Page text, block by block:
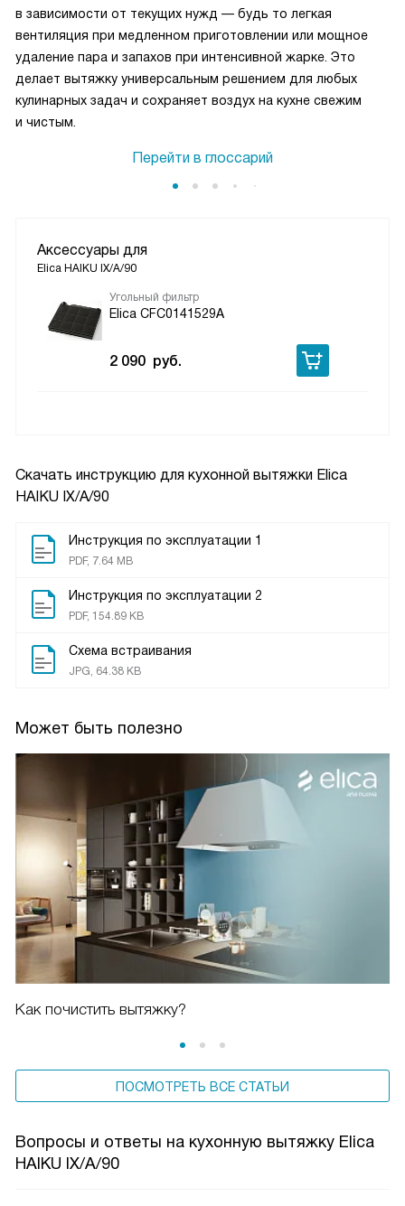
Скачать инструкцию для кухонной вытяжки Elica
HAIKU IX/A/90
Инструкция по эксплуатации 1
PDF, 7.64 MB
Инструкция по эксплуатации 2
PDF, 154.89 KB
Схема встраивания
JPG, 64.38 KB
Может быть полезно
Как почистить вытяжку?
ПОСМОТРЕТЬ ВСЕ СТАТЬИ
в зависимости от текущих нужд — будь то легкая
вентиляция при медленном приготовлении или мощное
удаление пара и запахов при интенсивной жарке. Это
делает вытяжку универсальным решением для любых
кулинарных задач и сохраняет воздух на кухне свежим
и чистым.
Перейти в глоссарий
Аксессуары для
Elica HAIKU IX/A/90
Угольный фильтр
Elica CFC0141529A
2 090 руб.
Вопросы и ответы на кухонную вытяжку Elica
HAIKU IX/A/90